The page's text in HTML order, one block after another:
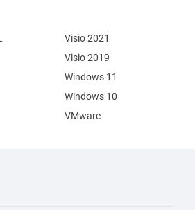
Visio 2021
Visio 2019
Windows 11
Windows 10
VMware